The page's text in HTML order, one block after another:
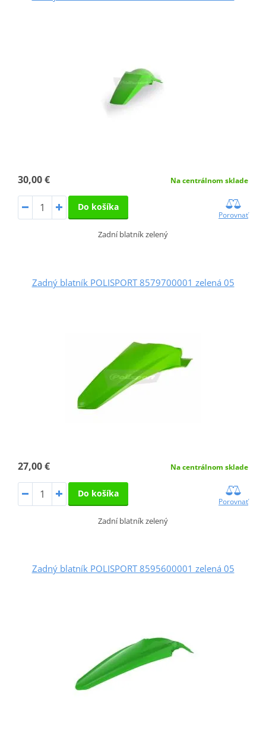
30,00 € Na centrálnom sklade
Do košíka
Porovnať
Zadní blatník zelený
Zadný blatník POLISPORT 8579700001 zelená 05
27,00 € Na centrálnom sklade
Do košíka
Porovnať
Zadní blatník zelený
Zadný blatník POLISPORT 8595600001 zelená 05